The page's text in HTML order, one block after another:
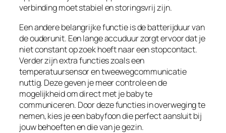
verbinding moet stabiel en storingsvrij zijn.
Een andere belangrijke functie is de batterijduur van
de ouderunit. Een lange accuduur zorgt ervoor dat je
niet constant op zoek hoeft naar een stopcontact.
Verder zijn extra functies zoals een
temperatuursensor en tweewegcommunicatie
nuttig. Deze geven je meer controle en de
mogelijkheid om direct met je baby te
communiceren. Door deze functies in overweging te
nemen, kies je een babyfoon die perfect aansluit bij
jouw behoeften en die van je gezin.